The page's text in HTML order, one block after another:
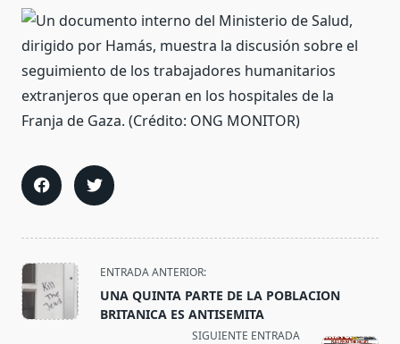
<span
class="nav-
subtitle
ENTRADA ANTERIOR:
UNA QUINTA PARTE DE LA POBLACION
BRITANICA ES ANTISEMITA
SIGUIENTE ENTRADA